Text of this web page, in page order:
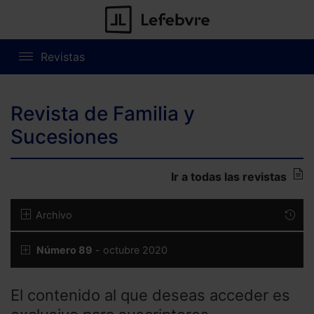
Revistas
Revista de Familia y
Sucesiones
Ir a todas las revistas
Archivo
Número 89 - octubre 2020
El contenido al que deseas acceder es